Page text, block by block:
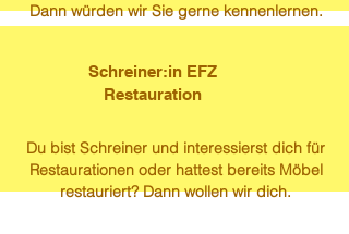
Dann würden wir Sie gerne kennenlernen.
Schreiner:in EFZ
Restauration
Du bist Schreiner und interessierst dich für
Restaurationen oder hattest bereits Möbel
restauriert? Dann wollen wir dich.